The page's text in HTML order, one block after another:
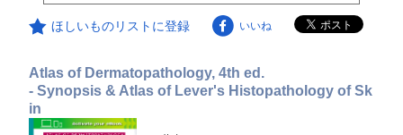
ほしいものリストに登録 いいね
Atlas of Dermatopathology, 4th ed.
- Synopsis & Atlas of Lever's Histopathology of Sk
in